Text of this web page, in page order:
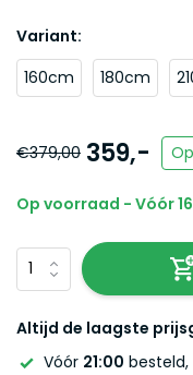
Variant:
160cm
180cm
€379,00 359,-
Op voorraad - Vóór
Altijd de laagste
Vóór 21:00 besteld,